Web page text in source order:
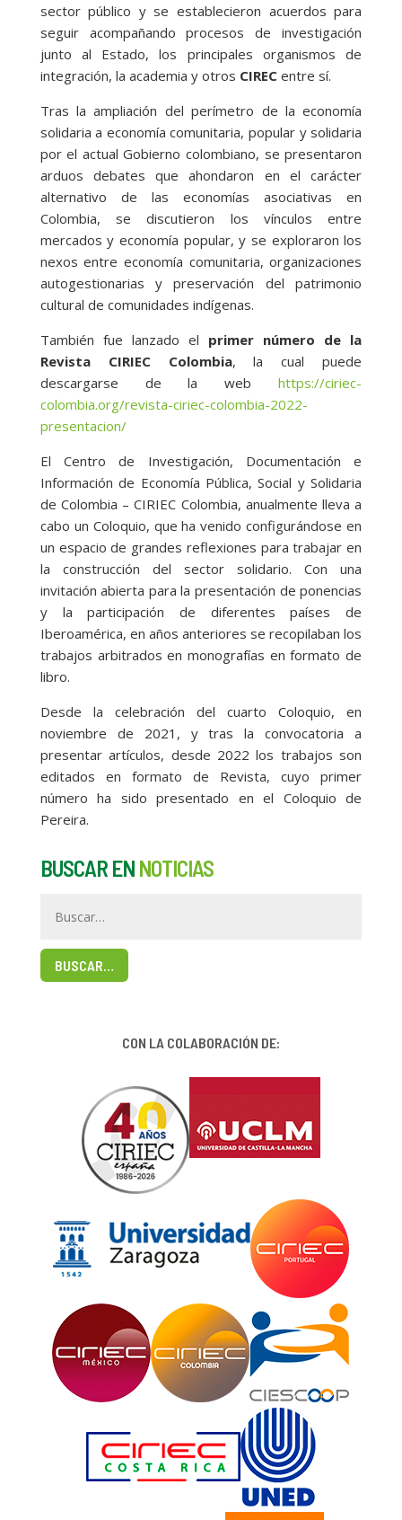
sector público y se establecieron acuerdos para
seguir acompañando procesos de investigación
junto al Estado, los principales organismos de
integración, la academia y otros CIRECentre sí.
Tras la ampliación del perímetro de la economía
solidaria a economía comunitaria, popular y solidaria
por el actual Gobierno colombiano, se presentaron
arduos debates que ahondaron en el carácter
alternativo de las economías asociativas en
Colombia, se discutieron los vínculos entre
mercados y economía popular, y se exploraron los
nexos entre economía comunitaria, organizaciones
autogestionarias y preservación del patrimonio
cultural de comunidades indígenas.
También fue lanzado el primer número de la
Revista CIRIEC Colombia, la cual puede
descargarse de la webhttps://ciriec-
colombia.org/revista-ciriec-colombia-2022-
presentacion/
El Centro de Investigación, Documentación e
Información de Economía Pública, Social y Solidaria
de Colombia – CIRIEC Colombia, anualmente lleva a
cabo un Coloquio, que ha venido configurándose en
un espacio de grandes reflexiones para trabajar en
la construcción del sector solidario. Con una
invitación abierta para la presentación de ponencias
y la participación de diferentes países de
Iberoamérica, en años anteriores se recopilaban los
trabajos arbitrados en monografías en formato de
libro.
Desde la celebración del cuarto Coloquio, en
noviembre de 2021, y tras la convocatoria a
presentar artículos, desde 2022 los trabajos son
editados en formato de Revista, cuyo primer
número ha sido presentado en el Coloquio de
Pereira.
BUSCAR EN NOTICIAS
BUSCAR…
CON LA COLABORACIÓN DE: